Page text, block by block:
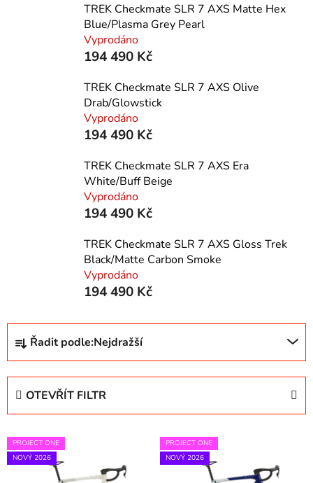
TREK Checkmate SLR 7 AXS Matte Hex
Blue/Plasma Grey Pearl
Vyprodáno
194 490 Kč
TREK Checkmate SLR 7 AXS Olive
Drab/Glowstick
Vyprodáno
194 490 Kč
TREK Checkmate SLR 7 AXS Era
White/Buff Beige
Vyprodáno
194 490 Kč
TREK Checkmate SLR 7 AXS Gloss Trek
Black/Matte Carbon Smoke
Vyprodáno
194 490 Kč
Ř
z
p
r
Řadit podle:Nejdražší
OTEVŘÍT FILTR
V
ý
PROJECT ONE
NOVÝ 2026
PROJECT ONE
NOVÝ 2026